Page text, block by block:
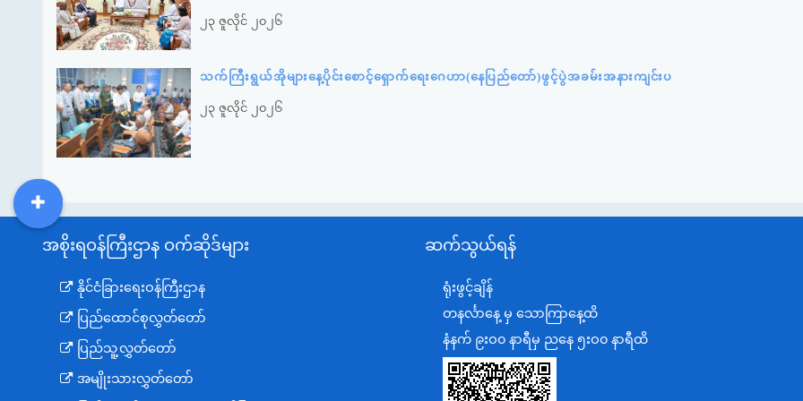
၂၃ ဇူလိုင် ၂၀၂၆
သက်ကြီးရွယ်အိုများနေ့ပိုင်းစောင့်ရှောက်ရေးဂေဟာ(နေပြည်တော်)ဖွင့်ပွဲအခမ်းအနားကျင်းပ
၂၃ ဇူလိုင် ၂၀၂၆
အစိုးရဝန်ကြီးဌာန ဝက်ဆိုဒ်များ
နိုင်ငံခြားရေးဝန်ကြီးဌာန
ပြည်ထောင်စုလွှတ်တော်
ပြည်သူ့လွှတ်တော်
အမျိုးသားလွှတ်တော်
ဆက်သွယ်ရန်
ရုံးဖွင့်ချိန်
တနင်္လာနေ့ မှ သောကြာနေ့ထိ
နံနက် ၉းဝ၀ နာရီမှ ညနေ ၅းဝ၀ နာရီထိ
DDM